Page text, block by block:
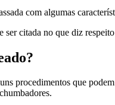
com algumas
ser citada no que diz
procedimentos que